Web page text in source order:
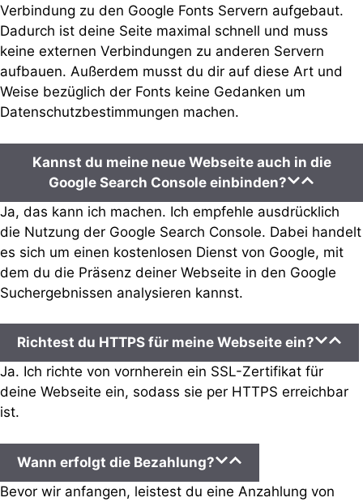
Verbindung zu den Google Fonts Servern aufgebaut.
Dadurch ist deine Seite maximal schnell und muss
keine externen Verbindungen zu anderen Servern
aufbauen. Außerdem musst du dir auf diese Art und
Weise bezüglich der Fonts keine Gedanken um
Datenschutzbestimmungen machen.
Kannst du meine neue Webseite auch in die
Google Search Console einbinden?
Ja, das kann ich machen. Ich empfehle ausdrücklich
die Nutzung der Google Search Console. Dabei handelt
es sich um einen kostenlosen Dienst von Google, mit
dem du die Präsenz deiner Webseite in den Google
Suchergebnissen analysieren kannst.
Richtest du HTTPS für meine Webseite ein?
Ja. Ich richte von vornherein ein SSL-Zertifikat für
deine Webseite ein, sodass sie per HTTPS erreichbar
ist.
Wann erfolgt die Bezahlung?
Bevor wir anfangen, leistest du eine Anzahlung von